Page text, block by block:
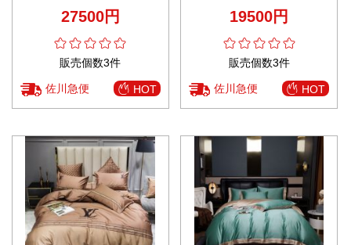
スシーツ 枕カバー ピンク
27500円
販売個数3件
佐川急便 HOT
19500円
販売個数3件
佐川急便 HOT